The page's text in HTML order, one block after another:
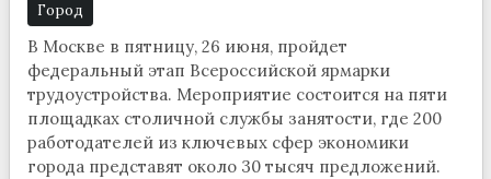
Город
В Москве в пятницу, 26 июня, пройдет
федеральный этап Всероссийской ярмарки
трудоустройства. Мероприятие состоится на пяти
площадках столичной службы занятости, где 200
работодателей из ключевых сфер экономики
города представят около 30 тысяч предложений.